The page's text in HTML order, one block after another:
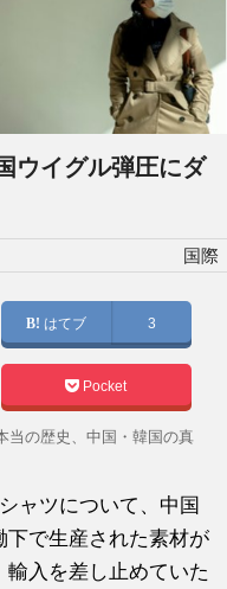
ウイグル弾圧にダ
国際
はてブ 3
Pocket
当の歴史、中国・韓国の真
ャツについて、中国
下で生産された素材が
入を差し止めていた